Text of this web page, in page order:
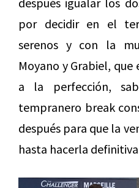
por decidir en el
serenos y con la
Moyano y Grabiel, que
a la perfección,
tempranero break
después para que la
hasta hacerla